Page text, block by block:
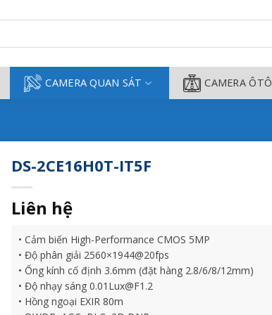
CAMERA QUAN SÁT CAMERA ÔTÔ
DS-2CE16H0T-IT5F
Liên hệ
• Cảm biến High-Performance CMOS 5MP
• Độ phân giải 2560×1944@20fps
• Ống kính cố định 3.6mm (đặt hàng 2.8/6/8/12mm)
• Độ nhạy sáng 0.01Lux@F1.2
• Hồng ngoại EXIR 80m